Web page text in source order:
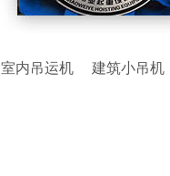
室内吊运机 建筑小吊机